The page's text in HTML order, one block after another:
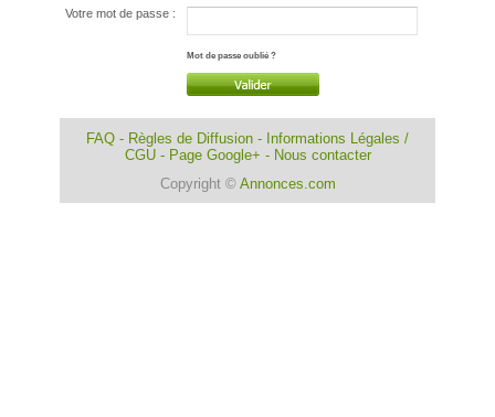
Aide
Votre mot de passe :
Mot de passe oublié ?
FAQ - Règles de Diffusion - Informations Légales /
CGU- Page Google+ - Nous contacter
Copyright © Annonces.com